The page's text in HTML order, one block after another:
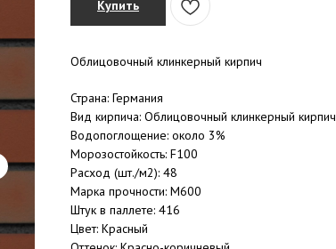
Купить
Облицовочный клинкерный кирпич
Страна: Германия
Вид кирпича: Облицовочный клинкерный кирпич
Водопоглощение: около 3%
Морозостойкость: F100
Расход (шт./м2): 48
Марка прочности: M600
Штук в паллете: 416
Цвет: Красный